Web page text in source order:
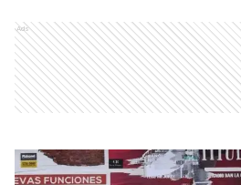
Ads